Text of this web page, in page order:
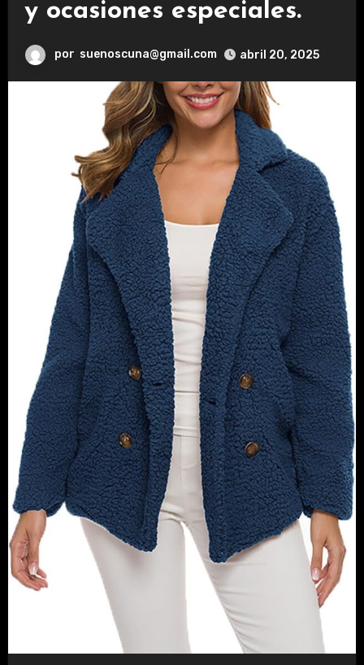
y ocasiones especiales.
por suenoscuna@gmail.com abril 20, 2025